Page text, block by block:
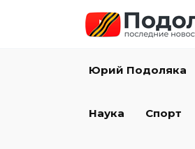
Юрий Подоляка
Наука Спорт